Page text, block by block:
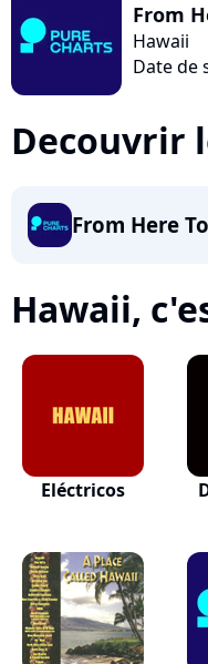
From
Hawaii
Date de
Decouvrir
From Here
Hawaii,
Eléctricos